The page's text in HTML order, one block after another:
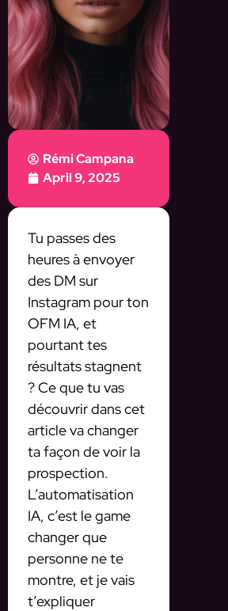
Rémi Campana
April 9, 2025
Tu passes des
heures à envoyer
des DM sur
Instagram pour ton
OFM IA, et
pourtant tes
résultats stagnent
? Ce que tu vas
découvrir dans cet
article va changer
ta façon de voir la
prospection.
L’automatisation
IA, c’est le game
changer que
personne ne te
montre, et je vais
t’expliquer